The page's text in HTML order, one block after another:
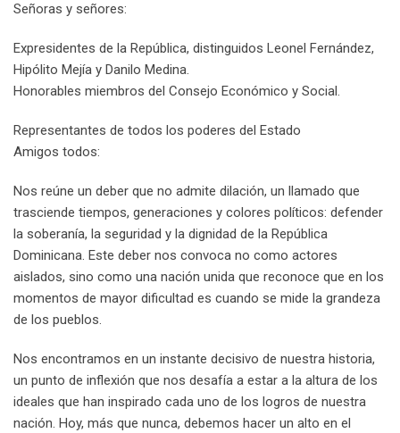
Señoras y señores:
Expresidentes de la República, distinguidos Leonel Fernández,
Hipólito Mejía y Danilo Medina.
Honorables miembros del Consejo Económico y Social.
Representantes de todos los poderes del Estado
Amigos todos:
Nos reúne un deber que no admite dilación, un llamado que
trasciende tiempos, generaciones y colores políticos: defender
la soberanía, la seguridad y la dignidad de la República
Dominicana. Este deber nos convoca no como actores
aislados, sino como una nación unida que reconoce que en los
momentos de mayor dificultad es cuando se mide la grandeza
de los pueblos.
Nos encontramos en un instante decisivo de nuestra historia,
un punto de inflexión que nos desafía a estar a la altura de los
ideales que han inspirado cada uno de los logros de nuestra
nación. Hoy, más que nunca, debemos hacer un alto en el